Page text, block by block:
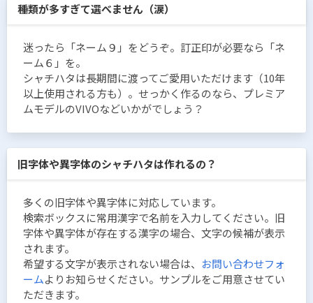
種類が多すぎて選べません（涙）
迷ったら「ネーム９」をどうぞ。訂正印が必要なら「ネ
ーム６」を。
シャチハタは長期間に渡ってご愛用いただけます（10年
以上使用される方も）。せっかく作るのなら、プレミア
ムモデルのVIVOなどいかがでしょう？
旧字体や異字体のシャチハタは作れるの？
多くの旧字体や異字体に対応しています。
検索ボックスに常用漢字で名前を入力してください。旧
字体や異字体が存在する漢字の場合、文字の候補が表示
されます。
希望する文字が表示されない場合は、 お問い合わせフォ
ームよりお知らせください。サンプルをご用意させてい
ただきます。